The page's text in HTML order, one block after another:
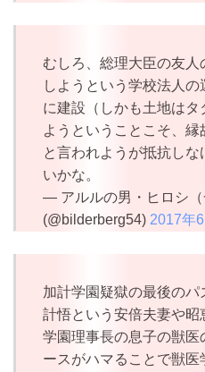
むしろ、総理大臣の友
しようという学校法人
に建設（しかも土地は
ようということこそ、
と言われようが抵抗し
いかな。
— アルルの男・ヒロシ（
(@bilderberg54) 2017年
加計学園疑獄の最後の
計悟という安倍夫妻や
学園理事長の息子の獣
ースがハマることで獣医